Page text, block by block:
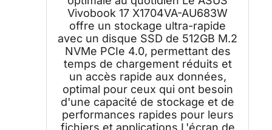
Vivobook 17 X1704VA-AU683W
offre un stockage ultra-rapide
avec un disque SSD de 512GB M.2
NVMe PCIe 4.0, permettant des
temps de chargement réduits et
un accès rapide aux données,
optimal pour ceux qui ont besoin
d'une capacité de stockage et de
performances rapides pour leurs
fichiers et applications L'écran de